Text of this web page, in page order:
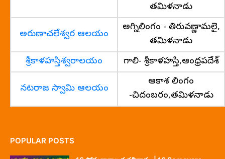
తమిళనాడు
అరుణాచలేశ్వర ఆలయం
అగ్నిలింగం - తిరువణ్ణామలై,
తమిళనాడు
శ్రీకాళహస్తిశ్వరాలయం
గాలి- శ్రీకాళహస్తి,ఆంధ్రప్రదేశ్
నటరాజ స్వామి ఆలయం
ఆకాశ లింగం
-చిదంబరం,తమిళనాడు
POPULAR POSTS